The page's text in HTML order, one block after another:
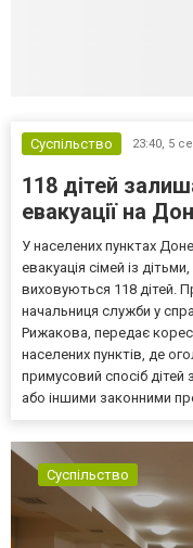
Суспільство 23:40, 5
118 дітей
евакуації на
У населених пунктах
евакуація сімей із
виховуються 118 дітей.
начальниця служби у
Рижакова, передає
населених пунктів, де
примусовий спосіб
або іншими законними
Суспільство